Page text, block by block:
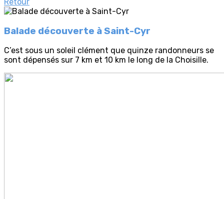
Balade découverte à Saint-Cyr
C’est sous un soleil clément que quinze randonneurs se
sont dépensés sur 7 km et 10 km le long de la Choisille.